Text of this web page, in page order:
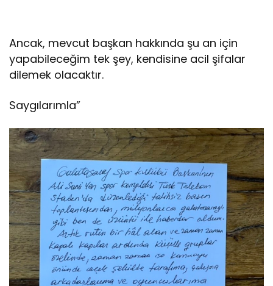
Ancak, mevcut başkan hakkında şu an için
yapabileceğim tek şey, kendisine acil şifalar
dilemek olacaktır.
Saygılarımla”